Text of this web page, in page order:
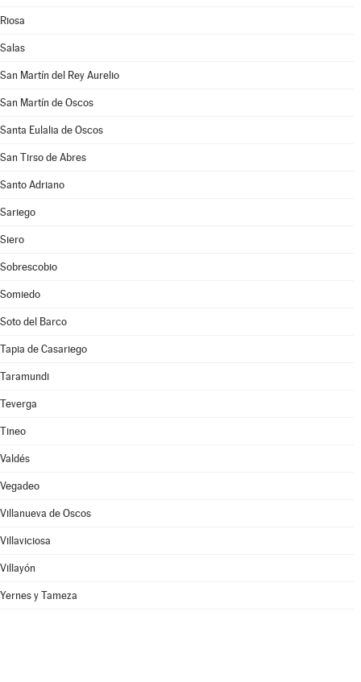
Riosa
Salas
San Martín del Rey Aurelio
San Martín de Oscos
Santa Eulalia de Oscos
San Tirso de Abres
Santo Adriano
Sariego
Siero
Sobrescobio
Somiedo
Soto del Barco
Tapia de Casariego
Taramundi
Teverga
Tineo
Valdés
Vegadeo
Villanueva de Oscos
Villaviciosa
Villayón
Yernes y Tameza